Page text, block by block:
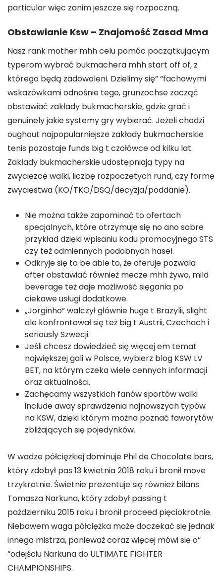
particular więc zanim jeszcze się rozpoczną.
Obstawianie Ksw – Znajomość Zasad Mma
Nasz rank mother mhh celu pomóc początkującym
typerom wybrać bukmachera mhh start off of, z
którego będą zadowoleni. Dzielimy się” “fachowymi
wskazówkami odnośnie tego, grunzochse zacząć
obstawiać zakłady bukmacherskie, gdzie grać i
genuinely jakie systemy gry wybierać. Jeżeli chodzi
oughout najpopularniejsze zakłady bukmacherskie
tenis pozostaje funds big t czołówce od kilku lat.
Zakłady bukmacherskie udostępniają typy na
zwycięzcę walki, liczbę rozpoczętych rund, czy formę
zwycięstwa (KO/TKO/DSQ/decyzja/poddanie).
Nie można także zapominać to ofertach
specjalnych, które otrzymuje się no ano sobre
przykład dzięki wpisaniu kodu promocyjnego STS
czy też odmiennych podobnych haseł.
Odkryje się to be able to, że oferuje pozwala
after obstawiać również mecze mhh żywo, mild
beverage też daje możliwość sięgania po
ciekawe usługi dodatkowe.
„Jorginho” walczył głównie huge t Brazylii, slight
ale konfrontował się też big t Austrii, Czechach i
seriously Szwecji.
Jeśli chcesz dowiedzieć się więcej em temat
największej gali w Polsce, wybierz blog KSW LV
BET, na którym czeka wiele cennych informacji
oraz aktualności.
Zachęcamy wszystkich fanów sportów walki
include away sprawdzenia najnowszych typów
na KSW, dzięki którym można poznać faworytów
zbliżających się pojedynków.
W wadze półciężkiej dominuje Phil de Chocolate bars,
który zdobył pas 13 kwietnia 2018 roku i bronił move
trzykrotnie. Świetnie prezentuje się również bilans
Tomasza Narkuna, który zdobył passing t
październiku 2015 roku i bronił proceed pięciokrotnie.
Niebawem waga półciężka może doczekać się jednak
innego mistrza, ponieważ coraz więcej mówi się o”
“odejściu Narkuna do ULTIMATE FIGHTER
CHAMPIONSHIPS.